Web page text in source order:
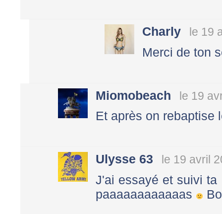
Charly le 19
Merci de ton
Miomobeach le 19
Et après on rebaptise
Ulysse 63 le 19 avril
J'ai essayé et suivi ta
paaaaaaaaaaaas